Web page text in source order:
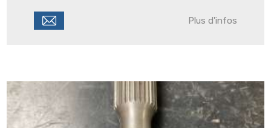
Plus d'infos